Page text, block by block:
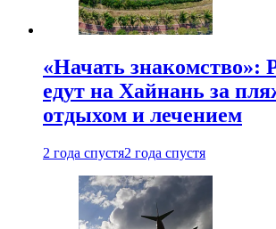
«Начать знакомство»:
едут на Хайнань за
отдыхом и лечением
2 года спустя2 года спустя